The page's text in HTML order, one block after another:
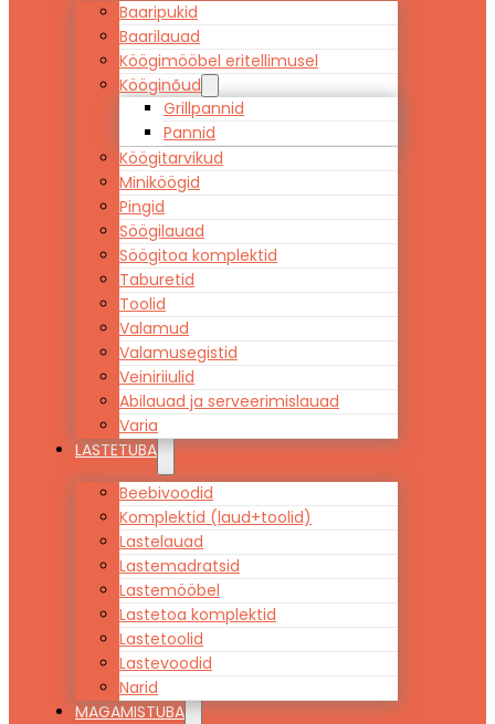
Baaripukid
Baarilauad
Köögimööbel eritellimusel
Kööginõud
Grillpannid
Pannid
Köögitarvikud
Miniköögid
Pingid
Söögilauad
Söögitoa komplektid
Taburetid
Toolid
Valamud
Valamusegistid
Veiniriiulid
Abilauad ja serveerimislauad
Varia
LASTETUBA
Beebivoodid
Komplektid (laud+toolid)
Lastelauad
Lastemadratsid
Lastemööbel
Lastetoa komplektid
Lastetoolid
Lastevoodid
Narid
MAGAMISTUBA